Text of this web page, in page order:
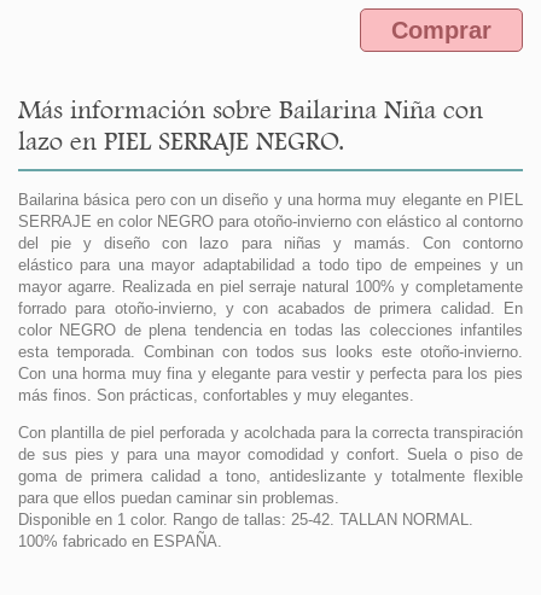
Comprar
Más información sobre Bailarina Niña con
lazo en PIEL SERRAJE NEGRO.
Bailarina básica pero con un diseño y una horma muy elegante en PIEL
SERRAJE en color NEGRO para otoño-invierno con elástico al contorno
del pie y diseño con lazo para niñas y mamás. Con contorno
elástico para una mayor adaptabilidad a todo tipo de empeines y un
mayor agarre. Realizada en piel serraje natural 100% y completamente
forrado para otoño-invierno, y con acabados de primera calidad. En
color NEGRO de plena tendencia en todas las colecciones infantiles
esta temporada. Combinan con todos sus looks este otoño-invierno.
Con una horma muy fina y elegante para vestir y perfecta para los pies
más finos. Son prácticas, confortables y muy elegantes.
Con plantilla de piel perforada y acolchada para la correcta transpiración
de sus pies y para una mayor comodidad y confort. Suela o piso de
goma de primera calidad a tono, antideslizante y totalmente flexible
para que ellos puedan caminar sin problemas.
Disponible en 1 color. Rango de tallas: 25-42. TALLAN NORMAL.
100% fabricado en ESPAÑA.